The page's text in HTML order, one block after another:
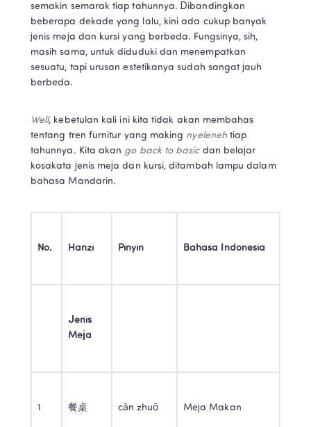
semakin semarak tiap tahunnya. Dibandingkan
beberapa dekade yang lalu, kini ada cukup banyak
jenis meja dan kursi yang berbeda. Fungsinya, sih,
masih sama, untuk diduduki dan menempatkan
sesuatu, tapi urusan estetikanya sudah sangat jauh
berbeda.
Well, kebetulan kali ini kita tidak akan membahas
tentang tren furnitur yang making nyeleneh tiap
tahunnya. Kita akan go back to basic dan belajar
kosakata jenis meja dan kursi, ditambah lampu dalam
bahasa Mandarin.
No. Hanzi Pinyin Bahasa Indonesia
Jenis
Meja
1 餐桌 cān zhuō Meja Makan